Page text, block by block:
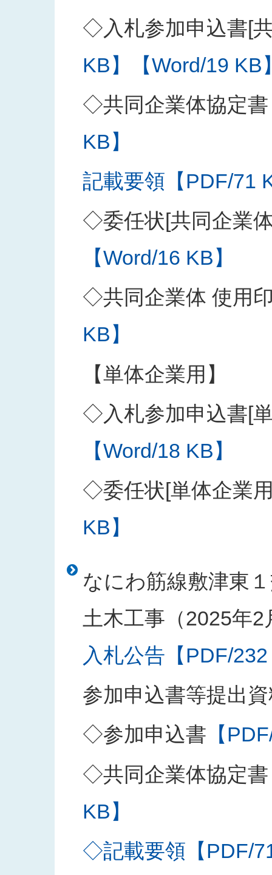
◇入札参加申込書[
KB】
【Word/19 KB
◇共同企業体協定書
KB】
記載要領【PDF/71
◇委任状[共同企業
【Word/16 KB】
◇共同企業体 使用
KB】
【単体企業用】
◇入札参加申込書[
【Word/18 KB】
◇委任状[単体企業
KB】
なにわ筋線敷津東
土木工事（2025年2
入札公告【PDF/
参加申込書等提出
◇参加申込書 【
◇共同企業体協定書
KB】
◇記載要領【PDF/